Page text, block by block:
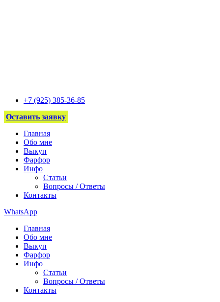
+7 (925) 385-36-85
Оставить заявку
Главная
Обо мне
Выкуп
Фарфор
Инфо
Статьи
Вопросы / Ответы
Контакты
WhatsApp
Главная
Обо мне
Выкуп
Фарфор
Инфо
Статьи
Вопросы / Ответы
Контакты